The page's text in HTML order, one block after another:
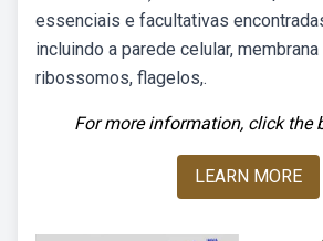
essenciais e facultativas
incluindo a parede celular,
ribossomos, flagelos,.
For more information, click the
LEARN MORE